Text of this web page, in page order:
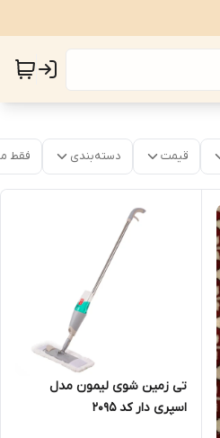
قیمت دسته‌بندی فقط
تی زمین شوی لیمون مدل
اسپری دار کد 2095